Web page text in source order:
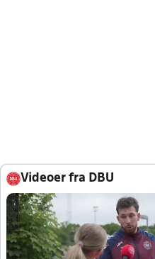
Videoer fra DBU